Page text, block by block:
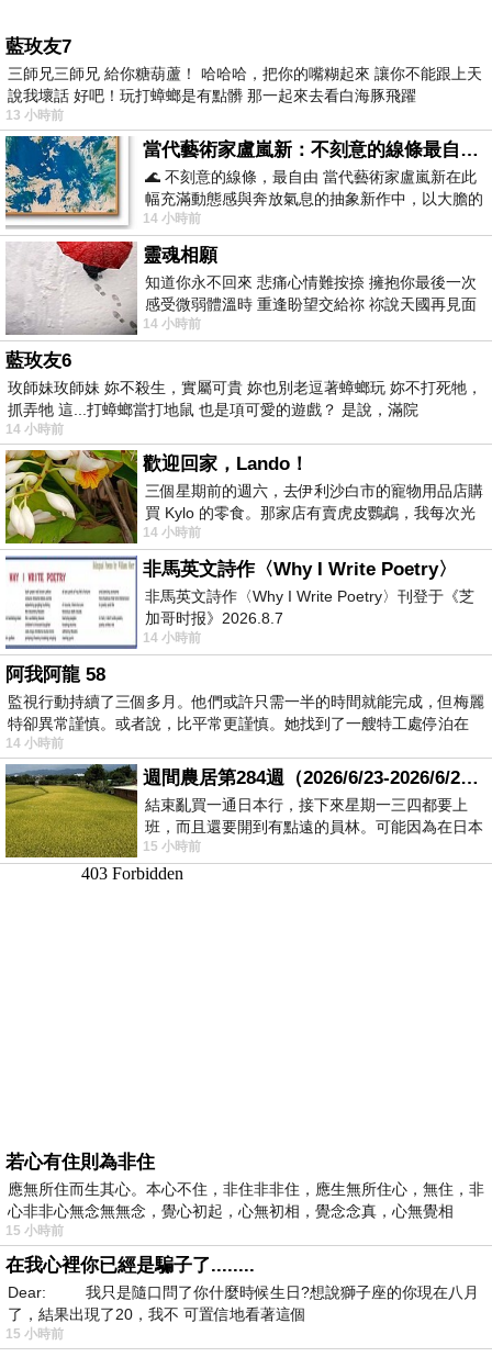
藍玫友7
三師兄三師兄 給你糖葫蘆！ 哈哈哈，把你的嘴糊起來 讓你不能跟上天
說我壞話 好吧！玩打蟑螂是有點髒 那一起來去看白海豚飛躍
13 小時前
當代藝術家盧嵐新：不刻意的線條最自由，讓色彩流動、筆觸自己說話
🌊 不刻意的線條，最自由 當代藝術家盧嵐新在此
幅充滿動態感與奔放氣息的抽象新作中，以大膽的
藍色顏料在白色畫布上揮灑、壓印與流淌
14 小時前
靈魂相願
知道你永不回來 悲痛心情難按捺 擁抱你最後一次
感受微弱體溫時 重逢盼望交給祢 祢說天國再見面
此刻忍淚說別離 他日靈魂再
14 小時前
藍玫友6
玫師妹玫師妹 妳不殺生，實屬可貴 妳也別老逗著蟑螂玩 妳不打死牠，
抓弄牠 這...打蟑螂當打地鼠 也是項可愛的遊戲？ 是說，滿院
14 小時前
歡迎回家，Lando！
三個星期前的週六，去伊利沙白市的寵物用品店購
買 Kylo 的零食。那家店有賣虎皮鸚鵡，我每次光
顧都會去看一下。他們偶爾會引進 C
14 小時前
非馬英文詩作〈Why I Write Poetry〉
非馬英文詩作〈Why I Write Poetry〉刊登于《芝
加哥时报》2026.8.7
14 小時前
阿我阿龍 58
監視行動持續了三個多月。他們或許只需一半的時間就能完成，但梅麗
特卻異常謹慎。或者說，比平常更謹慎。她找到了一艘特工處停泊在
14 小時前
週間農居第284週（2026/6/23-2026/6/24) 夏至 金黃稻浪洋溢豐收喜悅
結束亂買一通日本行，接下來星期一三四都要上
班，而且還要開到有點遠的員林。可能因為在日本
花不少錢，星期一出門上班時，心裡沒有一
15 小時前
若心有住則為非住
應無所住而生其心。本心不住，非住非非住，應生無所住心，無住，非
心非非心無念無無念，覺心初起，心無初相，覺念念真，心無覺相
15 小時前
在我心裡你已經是騙子了........
Dear: 我只是隨口問了你什麼時候生日?想說獅子座的你現在八月
了，結果出現了20，我不 可置信地看著這個
15 小時前